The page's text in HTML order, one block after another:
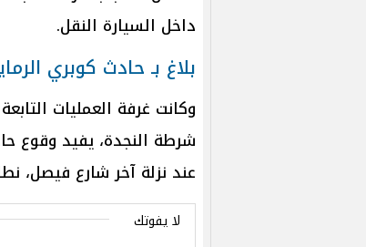
داخل السيارة النقل.
بلاغ بـ حادث كوبري
وكانت غرفة العمليات
شرطة النجدة، يفيد وقوع
عند نزلة آخر شارع
لا يفوتك